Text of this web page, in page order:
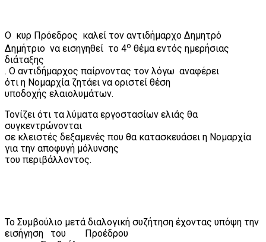
Ο κυρ Πρόεδρος καλεί τον αντιδήμαρχο Δημητρό
Δημήτριο να εισηγηθεί το 4ο θέμα εντός ημερήσιας
διάταξης
. Ο αντιδήμαρχος παίρνοντας τον λόγω αναφέρει
ότι η Νομαρχία ζητάει να οριστεί θέση
υποδοχής ελαιολυμάτων.
Τονίζει ότι τα λύματα εργοστασίων ελιάς θα
συγκεντρώνονται
σε κλειστές δεξαμενές που θα κατασκευάσει η Νομαρχία
για την αποφυγή μόλυνσης
του περιβάλλοντος.
Το Συμβούλιο μετά διαλογική συζήτηση έχοντας υπόψη την
εισήγηση
του
Προέδρου